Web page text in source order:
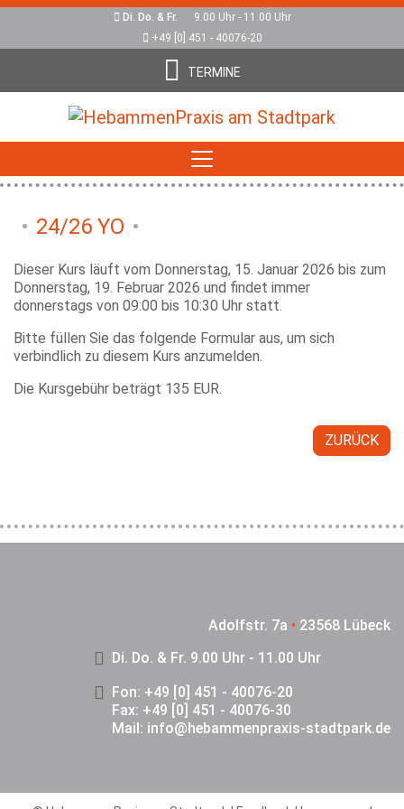
Di. Do. & Fr. 9.00 Uhr - 11.00 Uhr
+49 [0] 451 - 40076-20
TERMINE
24/26 YO
Dieser Kurs läuft vom Donnerstag, 15. Januar 2026 bis zum
Donnerstag, 19. Februar 2026 und findet immer
donnerstags von 09:00 bis 10:30 Uhr statt.
Bitte füllen Sie das folgende Formular aus, um sich
verbindlich zu diesem Kurs anzumelden.
Die Kursgebühr beträgt 135 EUR.
ZURÜCK
Adolfstr. 7a • 23568 Lübeck
Di. Do. & Fr. 9.00 Uhr - 11.00 Uhr
Fon: +49 [0] 451 - 40076-20
Fax: +49 [0] 451 - 40076-30
Mail: info@hebammenpraxis-stadtpark.de